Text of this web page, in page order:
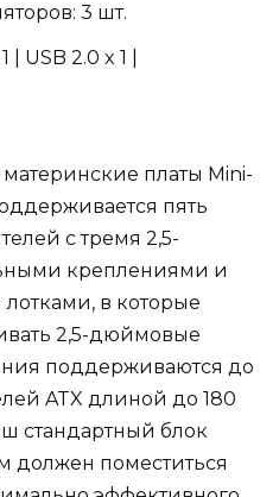
3 шт.
USB 2.0 x 1 |
платы Mini-
пять
с тремя 2,5-
креплениями и
в которые
2,5-дюймовые
поддерживаются до
ATX длиной до 180
стандартный блок
должен поместиться